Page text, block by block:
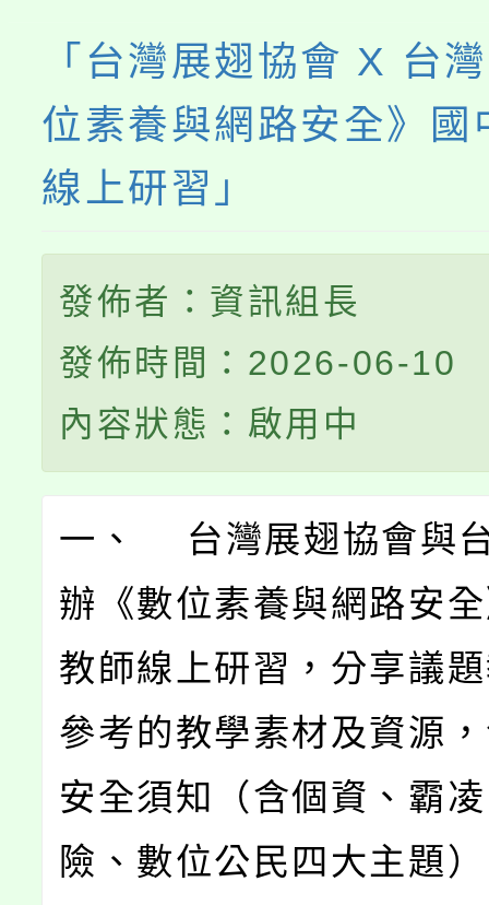
程，歡迎學生輔導中心
系所師生報名參加。
「台灣展翅協會 X 台
位素養與網路安全》國
線上研習」
發佈者：資訊組長
發佈時間：2026-06-10
內容狀態：啟用中
一、 台灣展翅協會與
辦《數位素養與網路安
教師線上研習，分享議
參考的教學素材及資源
安全須知（含個資、霸
險、數位公民四大主題